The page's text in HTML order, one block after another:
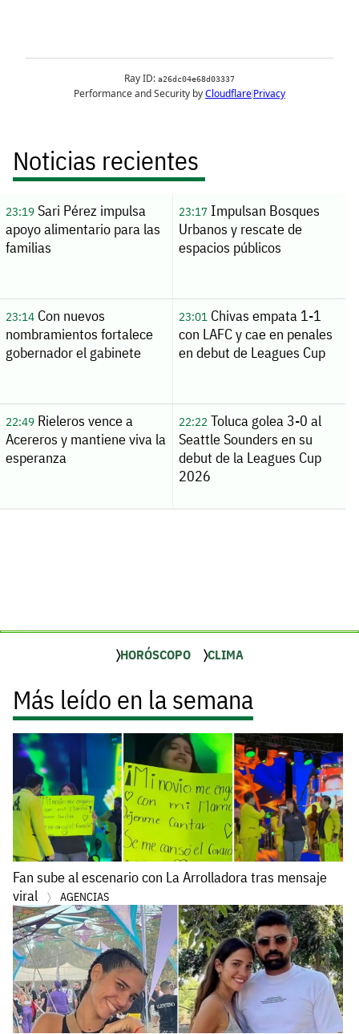
Noticias recientes
23:19Sari Pérez impulsa
apoyo alimentario para las
familias
23:17Impulsan Bosques
Urbanos y rescate de
espacios públicos
23:14Con nuevos
nombramientos fortalece
gobernador el gabinete
23:01Chivas empata 1-1
con LAFC y cae en penales
en debut de Leagues Cup
22:49Rieleros vence a
Acereros y mantiene viva la
esperanza
22:22Toluca golea 3-0 al
Seattle Sounders en su
debut de la Leagues Cup
2026
HORÓSCOPO CLIMA
Más leído en la semana
Fan sube al escenario con La Arrolladora tras mensaje
viral
AGENCIAS